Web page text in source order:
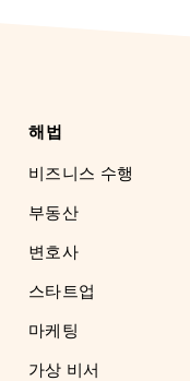
해법
비즈니스 수행
부동산
변호사
스타트업
마케팅
가상 비서